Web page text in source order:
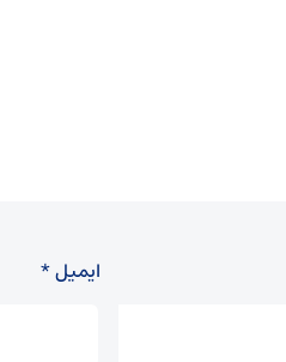
ایمیل*